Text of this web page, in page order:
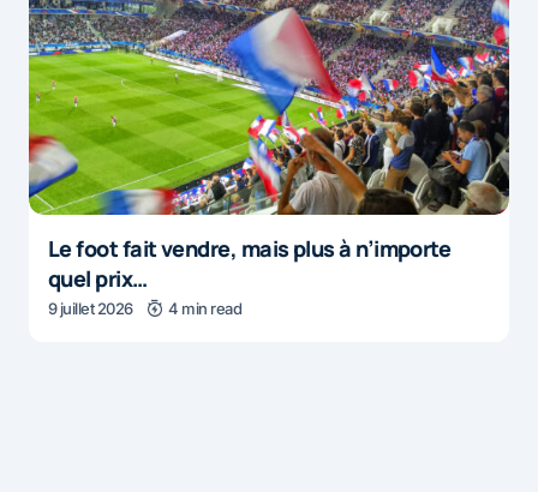
Le foot fait vendre, mais plus à n’importe
quel prix…
9 juillet 2026 4 min read